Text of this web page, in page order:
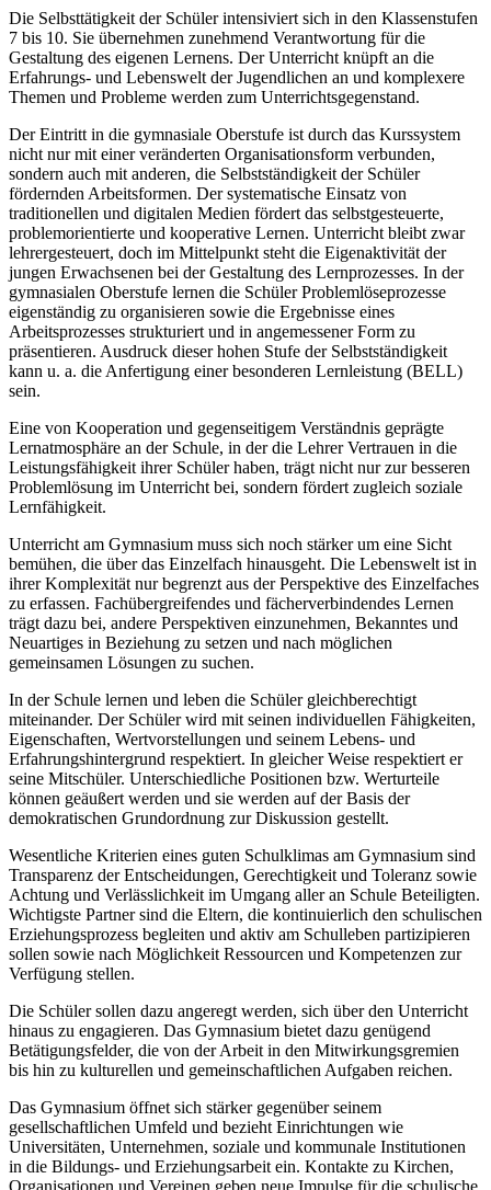
Die Selbsttätigkeit der Schüler intensiviert sich in den Klassenstufen
7 bis 10. Sie übernehmen zunehmend Verantwortung für die
Gestaltung des eigenen Lernens. Der Unterricht knüpft an die
Erfahrungs- und Lebenswelt der Jugendlichen an und komplexere
Themen und Probleme werden zum Unterrichtsgegenstand.
Der Eintritt in die gymnasiale Oberstufe ist durch das Kurssystem
nicht nur mit einer veränderten Organisationsform verbunden,
sondern auch mit anderen, die Selbstständigkeit der Schüler
fördernden Arbeitsformen. Der systematische Einsatz von
traditionellen und digitalen Medien fördert das selbstgesteuerte,
problemorientierte und kooperative Lernen. Unterricht bleibt zwar
lehrergesteuert, doch im Mittelpunkt steht die Eigenaktivität der
jungen Erwachsenen bei der Gestaltung des Lernprozesses. In der
gymnasialen Oberstufe lernen die Schüler Problemlöseprozesse
eigenständig zu organisieren sowie die Ergebnisse eines
Arbeitsprozesses strukturiert und in angemessener Form zu
präsentieren. Ausdruck dieser hohen Stufe der Selbstständigkeit
kann u. a. die Anfertigung einer besonderen Lernleistung (BELL)
sein.
Eine von Kooperation und gegenseitigem Verständnis geprägte
Lernatmosphäre an der Schule, in der die Lehrer Vertrauen in die
Leistungsfähigkeit ihrer Schüler haben, trägt nicht nur zur besseren
Problemlösung im Unterricht bei, sondern fördert zugleich soziale
Lernfähigkeit.
Unterricht am Gymnasium muss sich noch stärker um eine Sicht
bemühen, die über das Einzelfach hinausgeht. Die Lebenswelt ist in
ihrer Komplexität nur begrenzt aus der Perspektive des Einzelfaches
zu erfassen. Fachübergreifendes und fächerverbindendes Lernen
trägt dazu bei, andere Perspektiven einzunehmen, Bekanntes und
Neuartiges in Beziehung zu setzen und nach möglichen
gemeinsamen Lösungen zu suchen.
In der Schule lernen und leben die Schüler gleichberechtigt
miteinander. Der Schüler wird mit seinen individuellen Fähigkeiten,
Eigenschaften, Wertvorstellungen und seinem Lebens- und
Erfahrungshintergrund respektiert. In gleicher Weise respektiert er
seine Mitschüler. Unterschiedliche Positionen bzw. Werturteile
können geäußert werden und sie werden auf der Basis der
demokratischen Grundordnung zur Diskussion gestellt.
Wesentliche Kriterien eines guten Schulklimas am Gymnasium sind
Transparenz der Entscheidungen, Gerechtigkeit und Toleranz sowie
Achtung und Verlässlichkeit im Umgang aller an Schule Beteiligten.
Wichtigste Partner sind die Eltern, die kontinuierlich den schulischen
Erziehungsprozess begleiten und aktiv am Schulleben partizipieren
sollen sowie nach Möglichkeit Ressourcen und Kompetenzen zur
Verfügung stellen.
Die Schüler sollen dazu angeregt werden, sich über den Unterricht
hinaus zu engagieren. Das Gymnasium bietet dazu genügend
Betätigungsfelder, die von der Arbeit in den Mitwirkungsgremien
bis hin zu kulturellen und gemeinschaftlichen Aufgaben reichen.
Das Gymnasium öffnet sich stärker gegenüber seinem
gesellschaftlichen Umfeld und bezieht Einrichtungen wie
Universitäten, Unternehmen, soziale und kommunale Institutionen
in die Bildungs- und Erziehungsarbeit ein. Kontakte zu Kirchen,